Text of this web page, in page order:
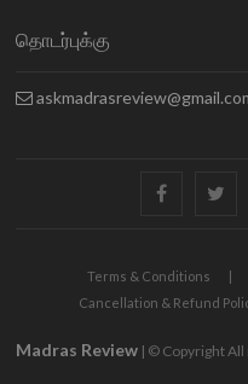
தொடர்புக்கு
facebook
Terms & Conditions
Cancellation & Refund
Madras Review | © Copyright